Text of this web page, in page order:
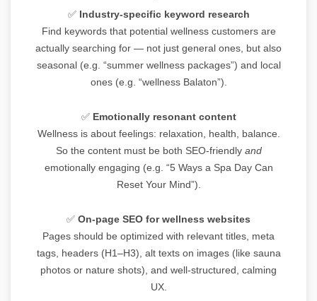
✅ Industry-specific keyword research
Find keywords that potential wellness customers are
actually searching for — not just general ones, but also
seasonal (e.g. “summer wellness packages”) and local
ones (e.g. “wellness Balaton”).
✅ Emotionally resonant content
Wellness is about feelings: relaxation, health, balance.
So the content must be both SEO-friendly and
emotionally engaging (e.g. “5 Ways a Spa Day Can
Reset Your Mind”).
✅ On-page SEO for wellness websites
Pages should be optimized with relevant titles, meta
tags, headers (H1–H3), alt texts on images (like sauna
photos or nature shots), and well-structured, calming
UX.